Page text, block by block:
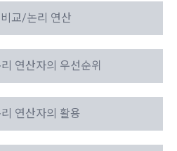
용)
정한 서비스를 제공하며 그 예시
다.
는 PC웹, 모바일 웹/앱 이용 과정
서비스(모바일 웹/앱 포함)의 회원
상, 안전한 인터넷 이용환경 구축
교/논리 연산
연산자의 우선순위
연산자의 활용